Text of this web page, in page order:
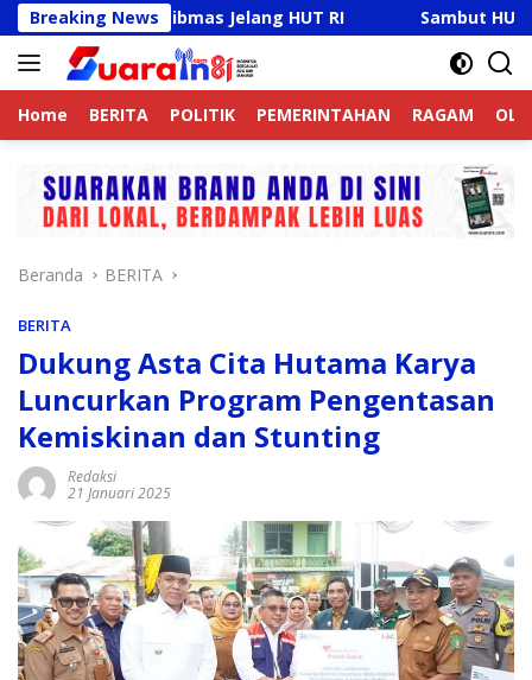
Langsung
ke
konten
Breaking News
Kamtibmas Jelang HUT RI Sambut HUT RI Ke-
Home BERITA POLITIK PEMERINTAHAN RAGAM
Beranda BERITA
BERITA
Dukung Asta Cita Hutama Karya
Luncurkan Program Pengentasan
Kemiskinan dan Stunting
Redaksi
21 Januari 2025